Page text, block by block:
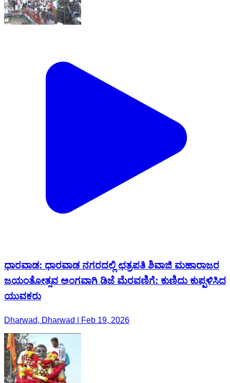
ಧಾರವಾಡ: ಧಾರವಾಡ ನಗರದಲ್ಲಿ ಛತ್ರಪತಿ ಶಿವಾಜಿ ಮಹಾರಾಜರ
ಜಯಂತೋತ್ಸವ ಅಂಗವಾಗಿ ಡಿಜೆ ಮೆರವಣಿಗೆ: ಕುಣಿದು ಕುಪ್ಪಳಿಸಿದ
ಯುವಕರು
Dharwad, Dharwad | Feb 19, 2026